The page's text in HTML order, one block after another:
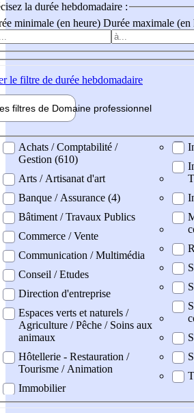
la durée hebdomadaire :
minimale (en heure) Durée maximale (en
le filtre de durée hebdomadaire
filtres de Domaine professionnel
professionel
Achats / Comptabilité /
Gestion (610)
Arts / Artisanat d'art
Banque / Assurance (4)
Bâtiment / Travaux Publics
Commerce / Vente
Communication / Multimédia
Conseil / Etudes
Direction d'entreprise
Espaces verts et naturels /
Agriculture / Pêche / Soins aux
animaux
Hôtellerie - Restauration /
Tourisme / Animation
Immobilier